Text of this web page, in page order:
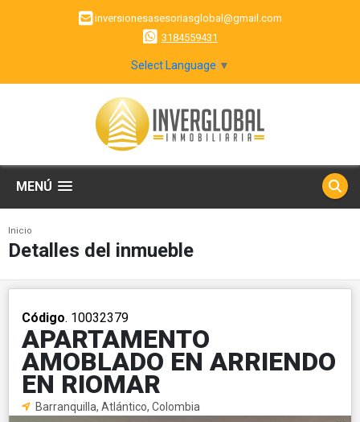
inversionesasesoriasglobal@gmail.com
3184559431
Select Language ▼
MENÚ
Inicio
Detalles del inmueble
Código. 10032379
APARTAMENTO
AMOBLADO EN ARRIENDO
EN RIOMAR
Barranquilla, Atlántico, Colombia